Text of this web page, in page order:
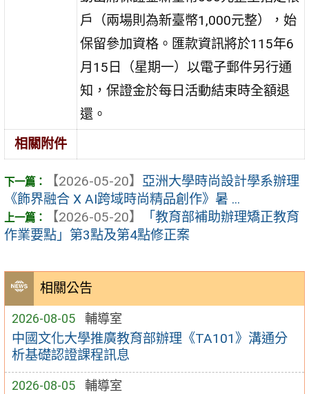
相關公告
2026-08-05 輔導室
中國文化大學推廣教育部辦理《TA101》溝通分
析基礎認證課程訊息
2026-08-05 輔導室
戶（兩場則為新臺幣1,000元整），始
保留參加資格。匯款資訊將於115年6
月15日（星期一）以電子郵件另行通
知，保證金於每日活動結束時全額退
還。
相關附件
【2026-05-20】 亞洲大學時尚設計學系辦理
《飾界融合 X AI跨域時尚精品創作》暑 ...
【2026-05-20】
「教育部補助辦理矯正教育
作業要點」第3點及第4點修正案